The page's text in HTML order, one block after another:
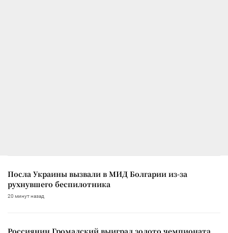
Посла Украины вызвали в МИД Болгарии из-за
рухнувшего беспилотника
20 минут назад
Россиянин Громадский выиграл золото чемпионата